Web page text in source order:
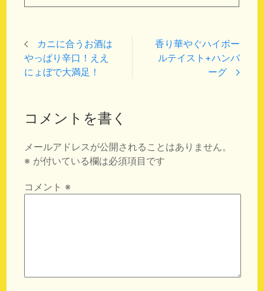
カニに合うお酒は
やっぱり辛口！ええ
にょぼで大満足！
香り華やぐハイボー
ルテイスト+ハンバ
ーグ
コメントを書く
メールアドレスが公開されることはありません。
※ が付いている欄は必須項目です
コメント ※